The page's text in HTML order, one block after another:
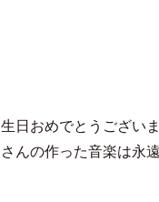
日おめでとうございま
んの作った音楽は永